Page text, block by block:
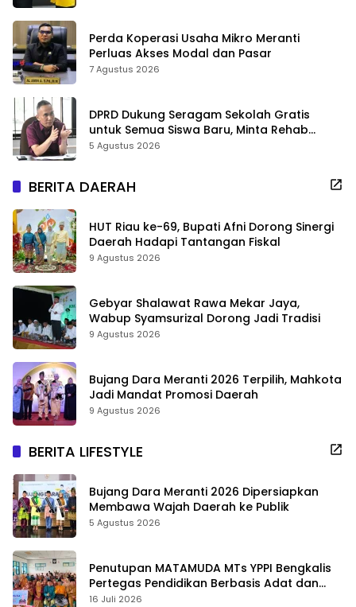
Perda Koperasi Usaha Mikro Meranti
Perluas Akses Modal dan Pasar
7 Agustus 2026
DPRD Dukung Seragam Sekolah Gratis
untuk Semua Siswa Baru, Minta Rehab
Sekolah Jangan Dikurangi
5 Agustus 2026
BERITA DAERAH
HUT Riau ke-69, Bupati Afni Dorong Sinergi
Daerah Hadapi Tantangan Fiskal
9 Agustus 2026
Gebyar Shalawat Rawa Mekar Jaya,
Wabup Syamsurizal Dorong Jadi Tradisi
9 Agustus 2026
Bujang Dara Meranti 2026 Terpilih, Mahkota
Jadi Mandat Promosi Daerah
9 Agustus 2026
BERITA LIFESTYLE
Bujang Dara Meranti 2026 Dipersiapkan
Membawa Wajah Daerah ke Publik
5 Agustus 2026
Penutupan MATAMUDA MTs YPPI Bengkalis
Pertegas Pendidikan Berbasis Adat dan
Karakter
16 Juli 2026